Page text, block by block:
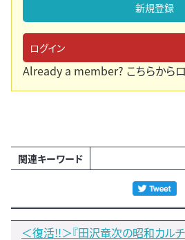
新規登録
ログイン
Already a member? こちらから
関連キーワード
＜復活!!＞『田沢竜次の昭和カルチ